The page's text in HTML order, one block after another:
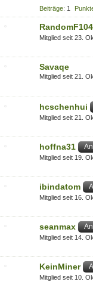
Beiträge 1
Mitglied seit 23.
Savaqe
Mitglied seit 21.
hcschenhui
Mitglied seit 21.
hoffna31
Mitglied seit 19.
ibindatom
Mitglied seit 16.
seanmax
Mitglied seit 14.
KeinMiner
Mitglied seit 10.